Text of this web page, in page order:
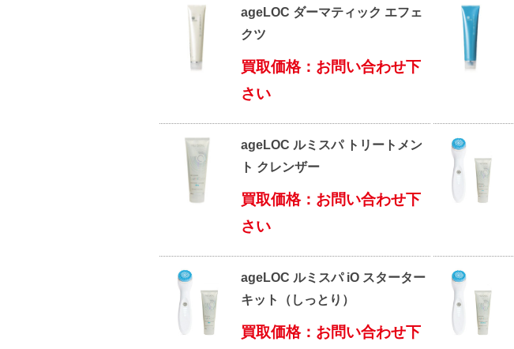
ageLOC ダーマティック エフェ
クツ
買取価格：お問い合わせ下
さい
ageLOC ルミスパ トリートメン
ト クレンザー
買取価格：お問い合わせ下
さい
ageLOC ルミスパ iO スターター
キット（しっとり）
買取価格：お問い合わせ下